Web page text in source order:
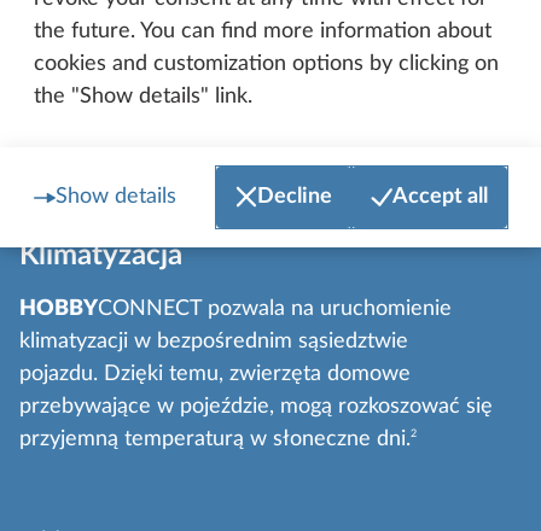
the future. You can find more information about
cookies and customization options by clicking on
the "Show details" link.
Show details Decline Accept all
inteligentnego pilota: włącz lub wyłącz radio (w
samochodach kempingowych) i steruj instalacją
satelitarną.
Klimatyzacja
HOBBYCONNECT pozwala na uruchomienie
klimatyzacji w bezpośrednim sąsiedztwie
pojazdu. Dzięki temu, zwierzęta domowe
przebywające w pojeździe, mogą rozkoszować się
przyjemną temperaturą w słoneczne dni.2